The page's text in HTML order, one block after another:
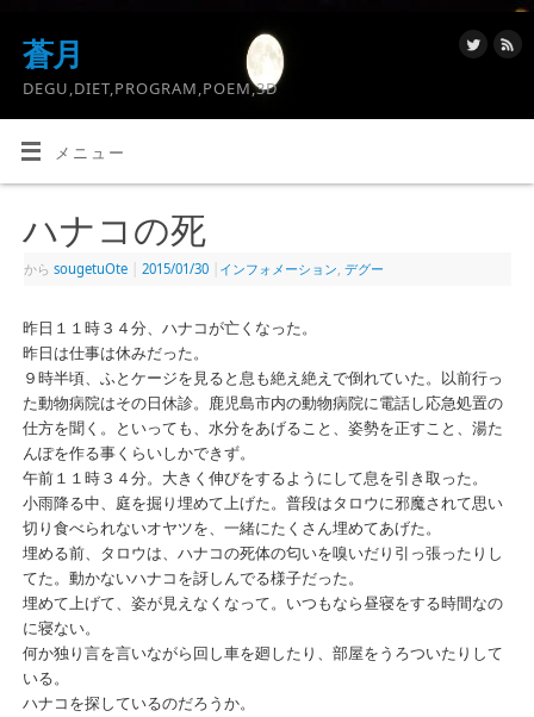
蒼月
DEGU,DIET,PROGRAM,POEM,3D
メニュー
ハナコの死
から sougetuOte 2015/01/30 インフォメーション デグー
昨日１１時３４分、ハナコが亡くなった。
昨日は仕事は休みだった。
９時半頃、ふとケージを見ると息も絶え絶えで倒れていた。以前行っ
た動物病院はその日休診。鹿児島市内の動物病院に電話し応急処置の
仕方を聞く。といっても、水分をあげること、姿勢を正すこと、湯た
んぽを作る事くらいしかできず。
午前１１時３４分。大きく伸びをするようにして息を引き取った。
小雨降る中、庭を掘り埋めて上げた。普段はタロウに邪魔されて思い
切り食べられないオヤツを、一緒にたくさん埋めてあげた。
埋める前、タロウは、ハナコの死体の匂いを嗅いだり引っ張ったりし
てた。動かないハナコを訝しんでる様子だった。
埋めて上げて、姿が見えなくなって。いつもなら昼寝をする時間なの
に寝ない。
何か独り言を言いながら回し車を廻したり、部屋をうろついたりして
いる。
ハナコを探しているのだろうか。